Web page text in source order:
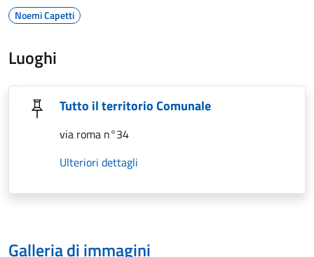
Noemi Capetti
Luoghi
Tutto il territorio Comunale
via roma n°34
Ulteriori dettagli
Galleria di immagini